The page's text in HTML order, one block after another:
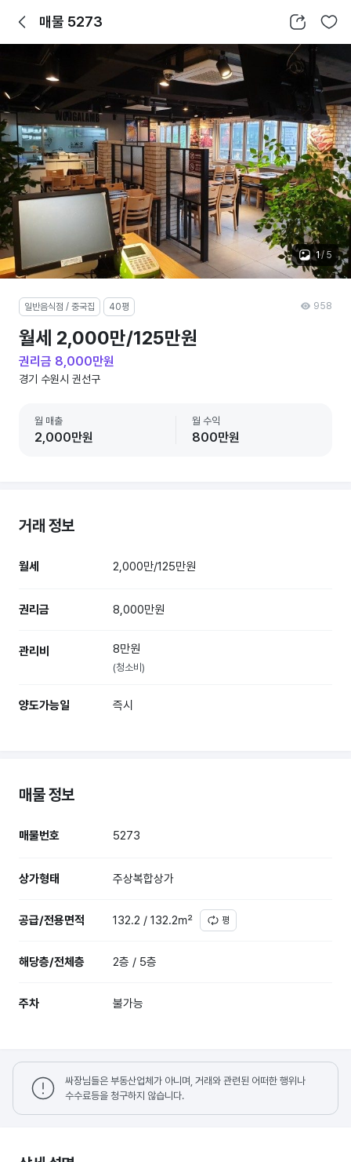
뒤로가기매물 5273 공유하기 찜하기
1/ 5
일반음식점 / 중국집 40평
월세 2,000만/125만원
권리금 8,000만원
경기 수원시 권선구
월 매출
2,000만원
월 수익
800만원
958
거래 정보
월세 2,000만/125만원
권리금 8,000만원
관리비 8만원
(청소비)
양도가능일 즉시
매물 정보
매물번호 5273
상가형태 주상복합상가
공급/전용면적 132.2 / 132.2㎡ 평
해당층/전체층 2층 / 5층
주차 불가능
싸장님들은 부동산업체가 아니며, 거래와 관련된 어떠한 행위나
수수료등을 청구하지 않습니다.